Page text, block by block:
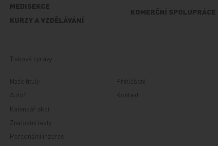
MEDISEKCE
KURZY A VZDĚLÁVÁNÍ
KOMERČNÍ SPOLUPRÁCE
Tiskové zprávy
Naše tituly
Autoři
Kalendář akcí
Znalostní testy
Personální inzerce
Přihlášení
Kontakt